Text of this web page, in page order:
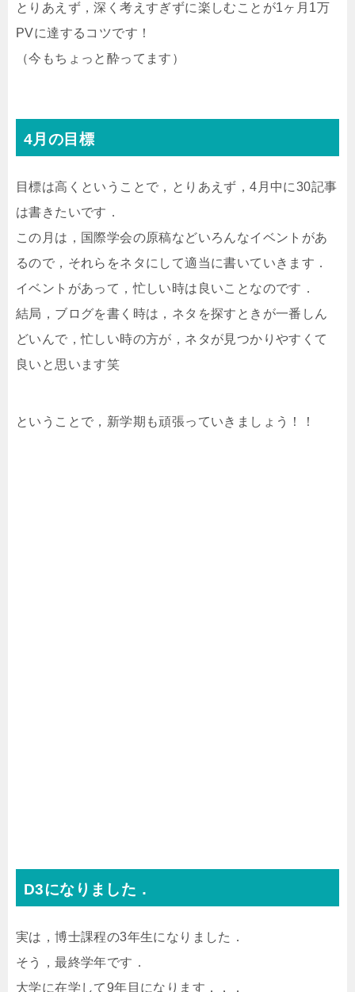
とりあえず，深く考えすぎずに楽しむことが1ヶ月1万
PVに達するコツです！
（今もちょっと酔ってます）
4月の目標
目標は高くということで，とりあえず，4月中に30記事
は書きたいです．
この月は，国際学会の原稿などいろんなイベントがあ
るので，それらをネタにして適当に書いていきます．
イベントがあって，忙しい時は良いことなのです．
結局，ブログを書く時は，ネタを探すときが一番しん
どいんで，忙しい時の方が，ネタが見つかりやすくて
良いと思います笑
ということで，新学期も頑張っていきましょう！！
D3になりました．
実は，博士課程の3年生になりました．
そう，最終学年です．
大学に在学して9年目になります．．．